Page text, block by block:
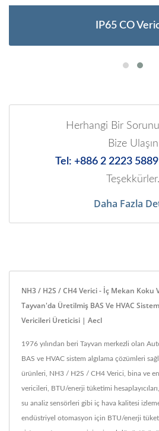
IP65 CO
Herhangi Bir
Bize Ulaşın
Tel: +886 2 2223
Teşekkürler.
Daha Fazla
NH3 / H2S / CH4 Verici - İç Mekan Koku
Tayvan'da Üretilmiş BAS Ve HVAC
Vericileri Üreticisi | Aecl
1976 yılından beri Tayvan merkezli olan
BAS ve HVAC sistem algılama çözümleri
ürünleri, NH3 / H2S / CH4 Verici, bina ve
vericileri, BTU/enerji tüketimi
su analiz sensörleri gibi iç hava kalitesi
endüstriyel otomasyon için BTU/enerji